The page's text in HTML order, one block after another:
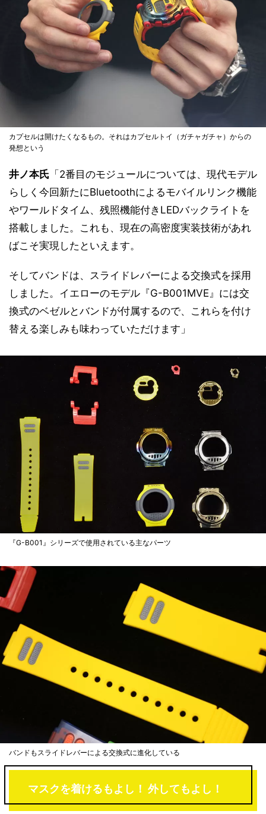
カプセルは開けたくなるもの。それはカプセルトイ（ガチャガチャ）からの
発想という
井ノ本氏 「2番目のモジュールについては、現代モデル
らしく今回新たにBluetoothによるモバイルリンク機能
やワールドタイム、残照機能付きLEDバックライトを
搭載しました。これも、現在の高密度実装技術があれ
ばこそ実現したといえます。
そしてバンドは、スライドレバーによる交換式を採用
しました。イエローのモデル『G-B001MVE』には交
換式のベゼルとバンドが付属するので、これらを付け
替える楽しみも味わっていただけます」
『G-B001』シリーズで使用されている主なパーツ
バンドもスライドレバーによる交換式に進化している
マスクを着けるもよし！ 外してもよし！